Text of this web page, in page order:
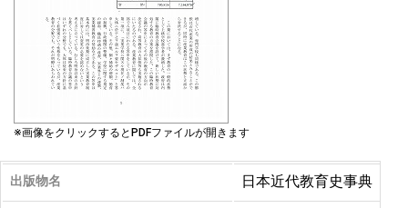
※画像をクリックするとPDFファイルが開きます
出版物名 日本近代教育史事典